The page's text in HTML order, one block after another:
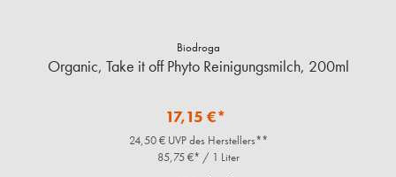
Biodroga
Organic, Take it off Phyto Reinigungsmilch, 200ml
17,15 €*
24,50 € UVP des Herstellers**
85,75 €* / 1 Liter